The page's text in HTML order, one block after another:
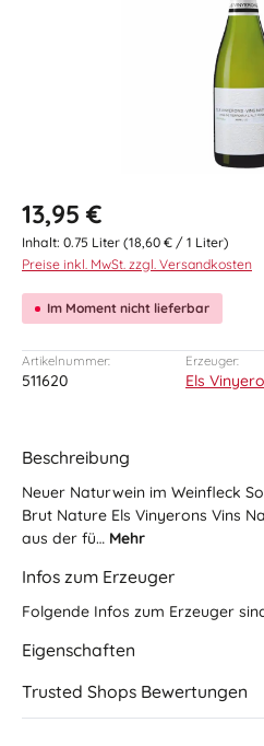
Regulärer Preis:
13,95 €
Inhalt: 0.75 Liter (18,60 € / 1 Liter)
Preise inkl. MwSt. zzgl. Versandkosten
Im Moment nicht lieferbar
Artikelnummer:
511620
Erzeuger:
Els
Beschreibung
Neuer Naturwein im Weinfleck
Brut Nature Els Vinyerons Vins
aus der fü… Mehr
Infos zum Erzeuger
Folgende Infos zum Erzeuger
Eigenschaften
Trusted Shops Bewertungen